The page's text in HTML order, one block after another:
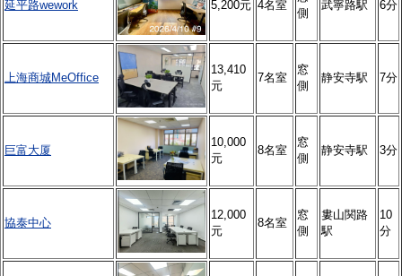
延平路wework 5,200元 4名室
側
武寧路駅 6分
上海商城MeOffice
13,410
元
7名室
窓
側
静安寺駅 7分
巨富大厦
10,000
元
8名室
窓
側
静安寺駅 3分
協泰中心
12,000
元
8名室
窓
側
婁山関路
駅
10
分